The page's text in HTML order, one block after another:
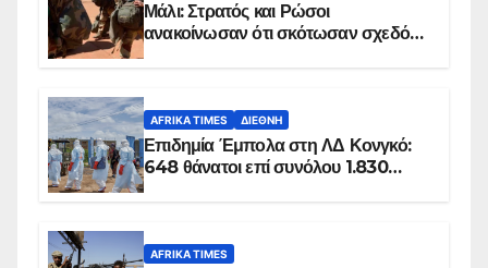
Μάλι: Στρατός και Ρώσοι
ανακοίνωσαν ότι σκότωσαν σχεδόν
AFRIKA TIMES ΔΙΕΘΝΉ
Επιδημία Έμπολα στη ΛΔ Κονγκό:
648 θάνατοι επί συνόλου 1.830
AFRIKA TIMES